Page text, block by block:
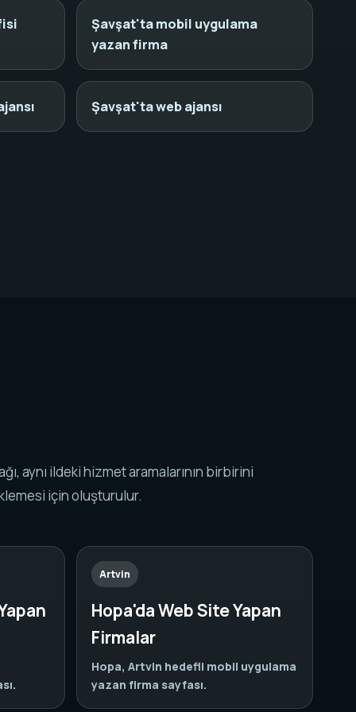
Şavşat'ta mobil uygulama
yazan firma
Şavşat'ta web ajansı
aynı ildeki hizmet aramalarının birbirini
için oluşturulur.
Artvin
Hopa'da Web Site Yapan
Firmalar
Hopa, Artvin hedefli mobil uygulama
yazan firma sayfası.